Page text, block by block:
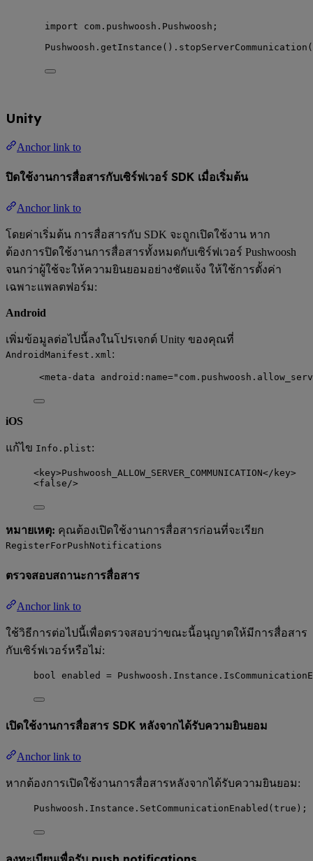
import com.pushwoosh.Pushwoosh ;
Pushwoosh . getInstance () . stopServerCommunication
Unity
Anchor link to
ปิดใช้งานการสื่อสารกับเซิร์ฟเวอร์ SDK เมื่อเริ่มต้น
Anchor link to
โดยค่าเริ่มต้น การสื่อสารกับ SDK จะถูกเปิดใช้งาน หาก
ต้องการปิดใช้งานการสื่อสารทั้งหมดกับเซิร์ฟเวอร์ Pushwoosh
จนกว่าผู้ใช้จะให้ความยินยอมอย่างชัดแจ้ง ให้ใช้การตั้งค่า
เฉพาะแพลตฟอร์ม:
Android
เพิ่มข้อมูลต่อไปนี้ลงในโปรเจกต์ Unity ของคุณที่
AndroidManifest.xml:
<meta-data android:name="
iOS
แก้ไข Info.plist:
<key>Pushwoosh_ALLOW_SERVER_COMMUNICATION</ key>
<false/>
หมายเหตุ: คุณต้องเปิดใช้งานการสื่อสารก่อนที่จะเรียก
RegisterForPushNotifications
ตรวจสอบสถานะการสื่อสาร
Anchor link to
ใช้วิธีการต่อไปนี้เพื่อตรวจสอบว่าขณะนี้อนุญาตให้มีการสื่อสาร
กับเซิร์ฟเวอร์หรือไม่:
bool enabled = Pushwoosh . Instance .
เปิดใช้งานการสื่อสาร SDK หลังจากได้รับความยินยอม
Anchor link to
หากต้องการเปิดใช้งานการสื่อสารหลังจากได้รับความยินยอม:
Pushwoosh . Instance . SetCommunicationEnabled ( true );